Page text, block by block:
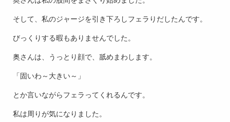
そして、私のジャージを引き下ろしフェラりだしたんです。
びっくりする暇もありませんでした。
奥さんは、うっとり顔で、舐めまわします。
「固いわ～大きい～」
とか言いながらフェラってくれるんです。
私は周りが気になりました。